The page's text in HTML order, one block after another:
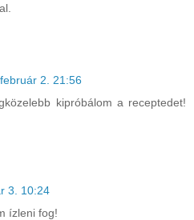
2. 21:56
kipróbálom a receptedet!
3. 10:24
ízleni fog!